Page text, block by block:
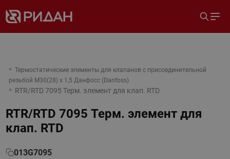
Термостатические элементы для клапанов c присоединительной
резьбой М30(28) х 1,5 Данфосс (Danfoss)
RTR/RTD 7095 Терм. элемент для клап. RTD
RTR/RTD 7095 Терм. элемент для
клап. RTD
013G7095